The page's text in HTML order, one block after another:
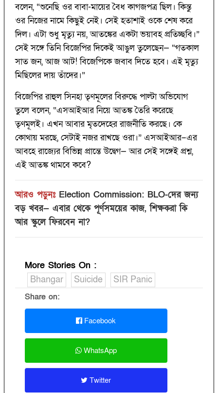
বলেন, “শুনেছি ওর বাবা-মায়ের বৈধ কাগজপত্র ছিল। কিন্তু
ওর নিজের নামে কিছুই নেই। সেই হতাশাই ওকে শেষ করে
দিল। এটা শুধু মৃত্যু নয়, আতঙ্কের একটা ভয়াবহ প্রতিচ্ছবি।”
সেই সঙ্গে তিনি বিজেপির দিকেই আঙুল তুলেছেন— “গতকাল
সাত জন, আজ আট! বিজেপিকে জবাব দিতে হবে। এই মৃত্যু
মিছিলের দায় তাঁদের।”
বিজেপির রাহুল সিনহা তৃণমূলের বিরুদ্ধে পাল্টা অভিযোগ
তুলে বলেন, “এসআইআর নিয়ে আতঙ্ক তৈরি করেছে
তৃণমূলই। এখন আবার মৃতদেহের রাজনীতি করছে। কে
কোথায় মরছে, সেটাই নজর রাখছে ওরা।” এসআইআর–এর
আবহে রাজ্যের বিভিন্ন প্রান্তে উদ্বেগ— আর সেই সঙ্গেই প্রশ্ন,
এই আতঙ্ক থামবে কবে?
আরও পড়ুনঃ Election Commission: BLO-দের জন্য
বড় খবর— এবার থেকে পূর্ণসময়ের কাজ, শিক্ষকরা কি
আর স্কুলে ফিরবেন না?
More Stories On :
Bhangar
Suicide SIR Panic
Share on:
Facebook
WhatsApp
Twitter